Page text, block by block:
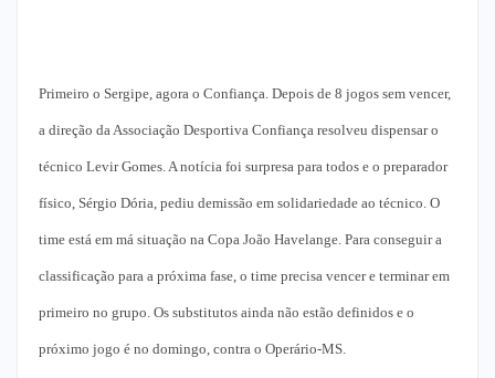
Primeiro o Sergipe, agora o Confiança. Depois de 8 jogos sem vencer,
a direção da Associação Desportiva Confiança resolveu dispensar o
técnico Levir Gomes. A notícia foi surpresa para todos e o preparador
físico, Sérgio Dória, pediu demissão em solidariedade ao técnico. O
time está em má situação na Copa João Havelange. Para conseguir a
classificação para a próxima fase, o time precisa vencer e terminar em
primeiro no grupo. Os substitutos ainda não estão definidos e o
próximo jogo é no domingo, contra o Operário-MS.